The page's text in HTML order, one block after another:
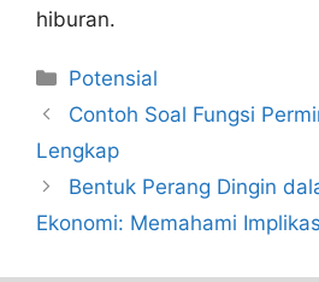
hiburan.
Categories
Potensial
Contoh Soal Fungsi
Lengkap
Bentuk Perang Dingin
Ekonomi: Memahami